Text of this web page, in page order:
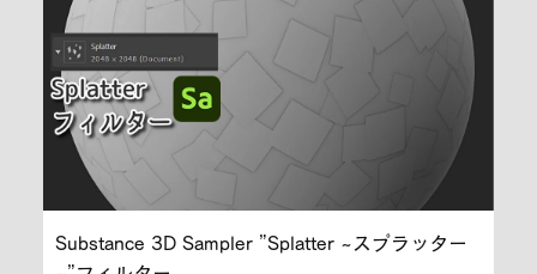
Substance 3D Sampler ”Splatter ~スプラッター